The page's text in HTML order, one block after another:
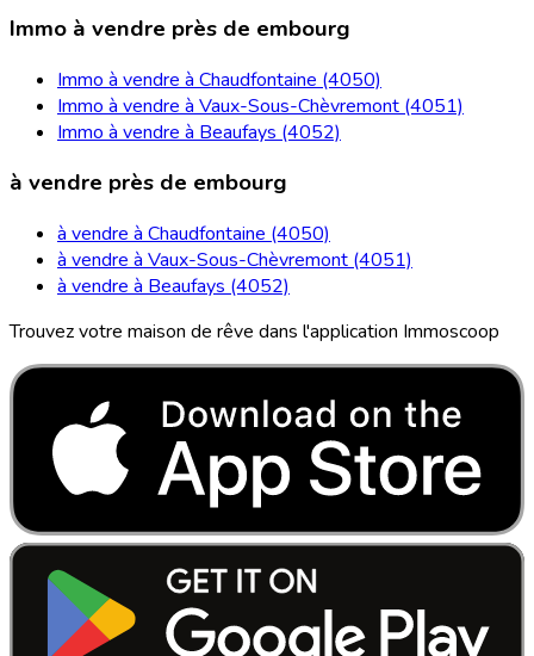
Immo à vendre près de embourg
Immo à vendre à Chaudfontaine (4050)
Immo à vendre à Vaux-Sous-Chèvremont (4051)
Immo à vendre à Beaufays (4052)
à vendre près de embourg
à vendre à Chaudfontaine (4050)
à vendre à Vaux-Sous-Chèvremont (4051)
à vendre à Beaufays (4052)
Trouvez votre maison de rêve dans l'application Immoscoop